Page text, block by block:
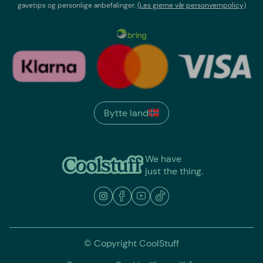
gavetips og personlige anbefalinger.(Les gjerne vår personvernpolicy)
We have
just the thing.
Bytte land
© Copyright CoolStuff